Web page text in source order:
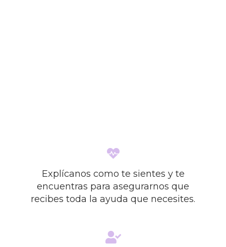
Explícanos como te sientes y te
encuentras para asegurarnos que
recibes toda la ayuda que necesites.